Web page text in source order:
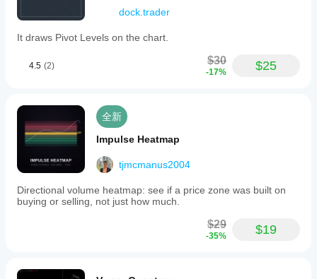
dock.trader
It draws Pivot Levels on the chart.
4.5 (2) $30
-17% $25
全新
Impulse Heatmap
tjmcmanus2004
Directional volume heatmap: see if a price zone was built on
buying or selling, not just how much.
$29
-35% $19